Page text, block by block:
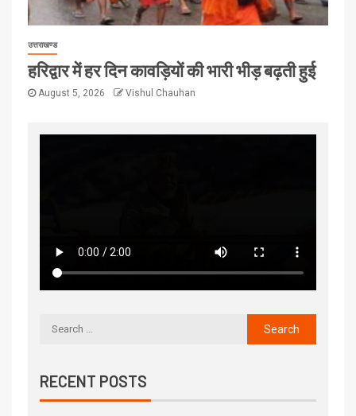
उत्तराखण्ड
हरिद्वार में हर दिन कावड़ियों की भारी भीड़ बढ़ती हुई
August 5, 2026 Vishul Chauhan
RECENT POSTS